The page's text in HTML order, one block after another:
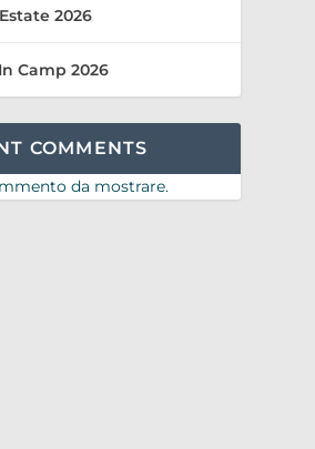
2026
Camp 2026
COMMENTS
da mostrare.